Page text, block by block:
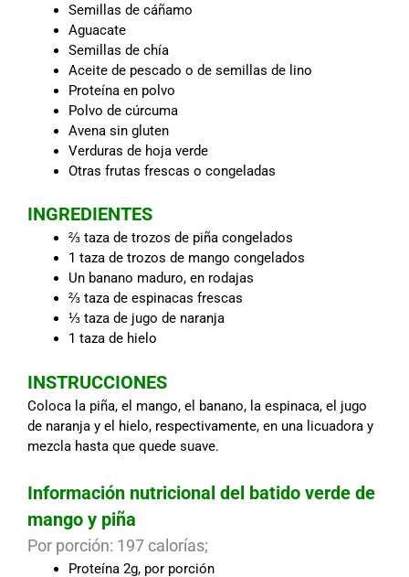
Semillas de cáñamo
Aguacate
Semillas de chía
Aceite de pescado o de semillas de lino
Proteína en polvo
Polvo de cúrcuma
Avena sin gluten
Verduras de hoja verde
Otras frutas frescas o congeladas
INGREDIENTES
⅔ taza de trozos de piña congelados
1 taza de trozos de mango congelados
Un banano maduro, en rodajas
⅔ taza de espinacas frescas
⅓ taza de jugo de naranja
1 taza de hielo
INSTRUCCIONES
Coloca la piña, el mango, el banano, la espinaca, el jugo
de naranja y el hielo, respectivamente, en una licuadora y
mezcla hasta que quede suave.
Información nutricional del batido verde de
mango y piña
Por porción: 197 calorías;
Proteína 2g, por porción